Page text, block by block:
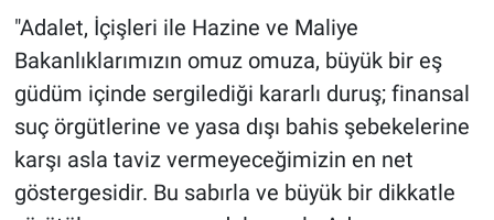
"Adalet, İçişleri ile Hazine ve Maliye
Bakanlıklarımızın omuz omuza, büyük bir eş
güdüm içinde sergilediği kararlı duruş; finansal
suç örgütlerine ve yasa dışı bahis şebekelerine
karşı asla taviz vermeyeceğimizin en net
göstergesidir. Bu sabırla ve büyük bir dikkatle
Yerel Yaşam
Canlı Yayın